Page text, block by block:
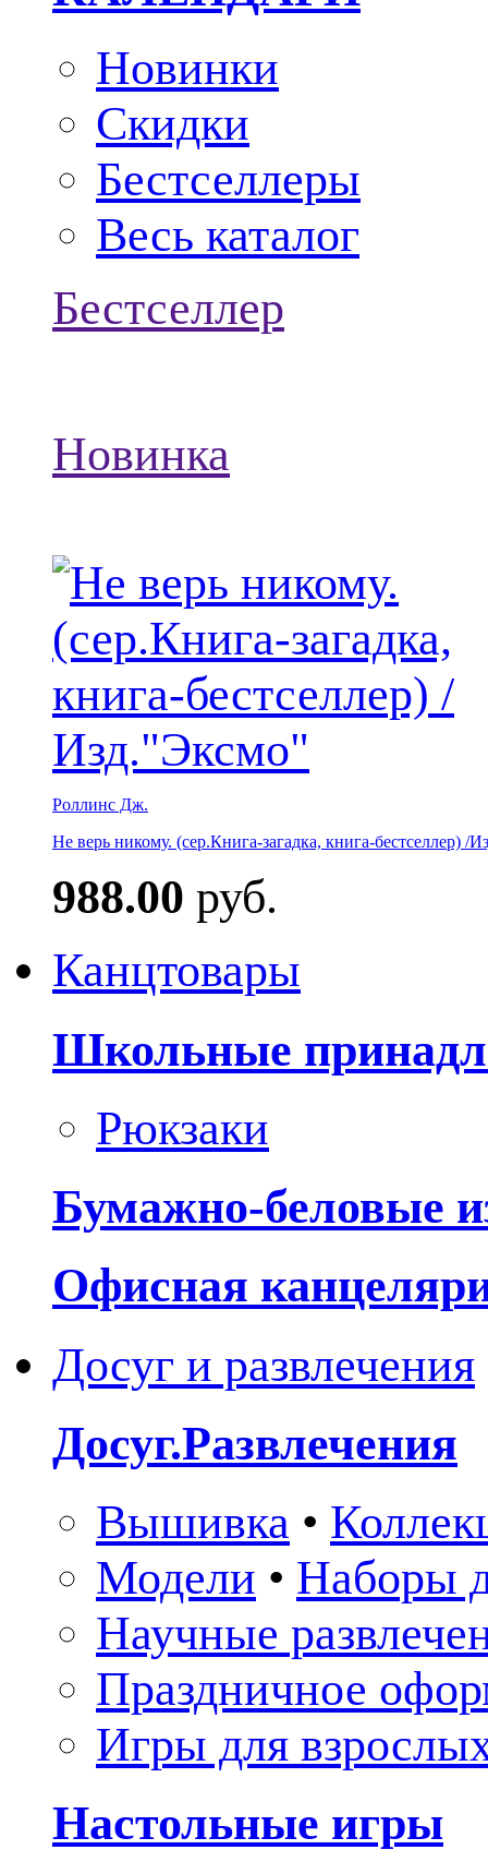
Новинки
Скидки
Бестселлеры
Весь каталог
Бестселлер
Новинка
Роллинс Дж.
Не верь никому. (сер.Книга-загадка, книга-бестселлер) /
988.00 руб.
Канцтовары
Школьные
Рюкзаки
Бумажно-беловые
Офисная
Досуг и развлечения
Досуг.Развлечения
Вышивка •
Модели • Наборы
Научные
Праздничное
Игры для
Настольные игры